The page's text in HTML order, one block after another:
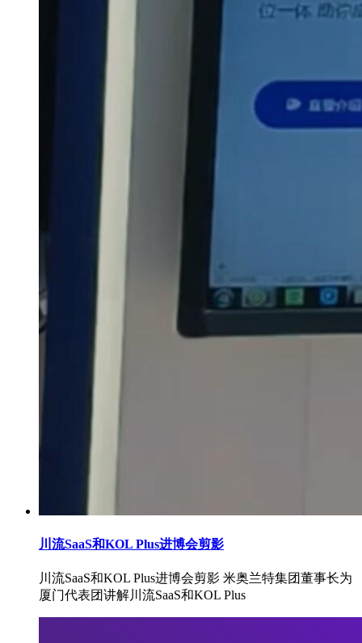
川流SaaS和KOL Plus进博会剪影
川流SaaS和KOL Plus进博会剪影 米奥兰特集团董事长为
厦门代表团讲解川流SaaS和KOL Plus